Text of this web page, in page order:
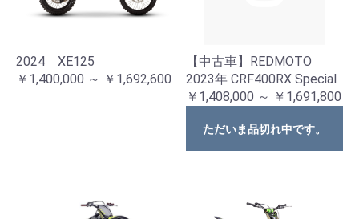
2024 XE125
￥1,400,000 ～ ￥1,692,600
【中古車】REDMOTO
2023年 CRF400RX Special
￥1,408,000 ～ ￥1,691,800
ただいま品切れ中です。